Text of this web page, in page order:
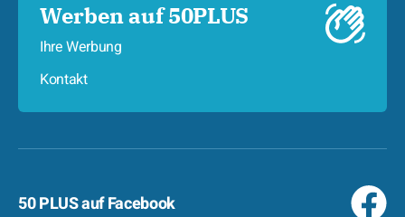
Werben auf 50PLUS
Ihre Werbung
Kontakt
50 PLUS auf Facebook